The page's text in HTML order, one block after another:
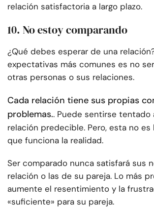
relación satisfactoria a largo plazo.
10. No estoy comparando
¿Qué debes esperar de una
expectativas más comunes es no ser
otras personas o sus relaciones.
Cada relación tiene sus propias
problemas.. Puede sentirse tentado
relación predecible. Pero, esta no es
que funciona la realidad.
Ser comparado nunca satisfará sus
relación o las de su pareja. Lo más
aumente el resentimiento y la
«suficiente» para su pareja.